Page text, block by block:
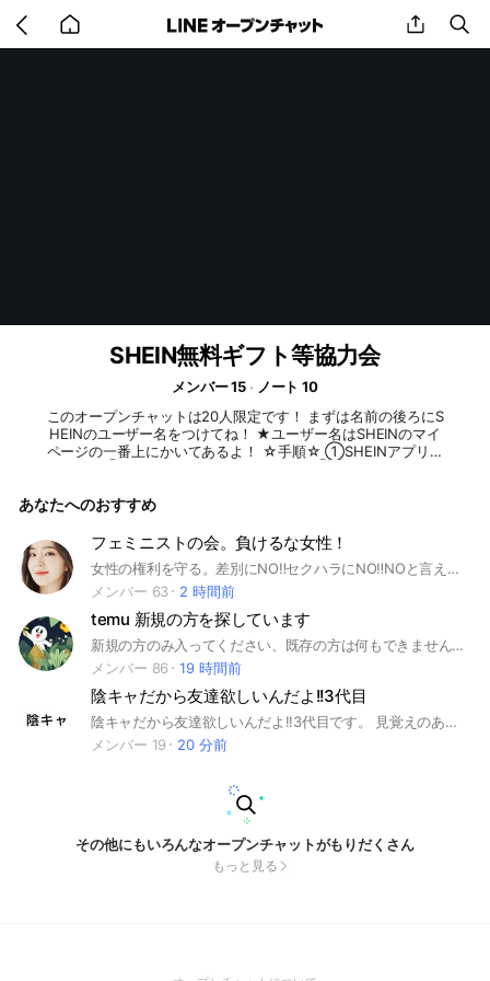
back
to
share
SHEIN無料ギフト等協力会
メンバー 15
ノート 10
このオープンチャットは20人限定です！ まずは名前の後ろにS
HEINのユーザー名をつけてね！ ★ユーザー名はSHEINのマイ
ページの一番上にかいてあるよ！ ☆手順☆ ①SHEINアプリを
てね！ (こんにちは、さんくす→さ__す) ⚠つけてない人は注意
げになるので、強制退会させてもらいます ★マジックドロー
などに必要と言われている20人ほどを集めて、その中で協力
し合おうというものです！ ⚠勝手にリンクを貼らないでね！
詳しくは↓↓↓ 一日目 ルーレットで決まった特定の一人(Aさ
んとする)にリンクを貼ってもらう。 Aさん以外はAさんが貼っ
たリンクに飛んで協力して、協力してもらったAさんはその日
にゲットが確定。 ⚠みんな必ず24時間以内に協力すること！
(期限が切れちゃう) 次の日には同じように、ほかの一人をルー
レットで決め(Aさんを除く)、その人に全員(Aさん含む)で協力
する。 全員がクリアできるまで続けていって、最終日にはみ
んながゲットできる計算です。 一人1日1回しか検索できない(ﾏ
ｼﾞｯｸﾄﾞﾛｰ1回､無料ｷﾞﾌﾄ1回､その他もそれぞれ1回ずつしか検索
できない)ので、他のオープンチャットに入っている人はうま
ったら勝手に抜けちゃう人がいないか心配ですが、そこはもう
お互いを信じるってことで…！ 無料ギフト、クレジットのや
つ、マジックドローの合わせて三つを、さっきのと同じ条件で
同時進行でやっていきます。 最終日まで全部ちゃんと協力し
あえば3つともゲットできる、という形です。 ↓↓↓ ⚠新規さ
れてありがとう！ みんなでゲットだぜ‼️
あなたへのおすすめ
フェミニストの会。負けるな女性！
女性の権利を守る。差別にNO‼️セクハラにNO‼️NOと言える女性に。 #フェニズム #フェミニスト #女性差別を許すな #TOMOの会
メンバー 63
2 時間前
temu 新規の方を探しています
新規の方のみ入ってください、既存の方は何もできません#temu #テム #Temu
メンバー 86
19 時間前
陰キャだから友達欲しいんだよ!!3代目
陰キャだから友達欲しいんだよ!!3代目です。 見覚えのある方は是非来てください！ #陰オプ#19:19#ぽかぽか#SHOW-WA#ハライチ#櫻坂46
メンバー 19
20 分前
その他にもいろんなオープンチャットがもりだくさん
もっと見る